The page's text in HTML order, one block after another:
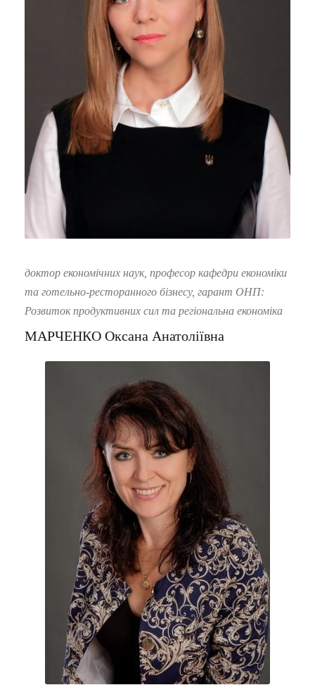
доктор економічних наук, професор кафедри економіки
та готельно-ресторанного бізнесу, гарант ОНП:
Розвиток продуктивних сил та регіональна економіка
МАРЧЕНКО Оксана Анатоліївна